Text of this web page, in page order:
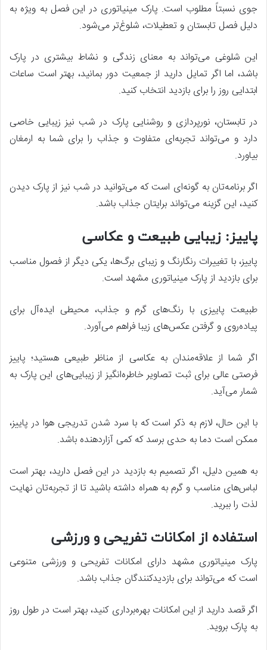
جوی نسبتاً مطلوب است. پارک مینیاتوری در این فصل به ویژه به
دلیل فصل تابستان و تعطیلات، شلوغ‌تر می‌شود.
این شلوغی می‌تواند به معنای زندگی و نشاط بیشتری در پارک
باشد، اما اگر تمایل دارید از جمعیت دور بمانید، بهتر است ساعات
ابتدایی روز را برای بازدید انتخاب کنید.
در تابستان، نورپردازی و روشنایی پارک در شب نیز زیبایی خاصی
دارد و می‌تواند تجربه‌ای متفاوت و جذاب را برای شما به ارمغان
بیاورد.
اگر برنامه‌تان به گونه‌ای است که می‌توانید در شب نیز از پارک دیدن
کنید، این گزینه می‌تواند برایتان جذاب باشد.
پاییز: زیبایی طبیعت و عکاسی
پاییز، با تغییرات رنگارنگ و زیبای برگ‌ها، یکی دیگر از فصول مناسب
برای بازدید از پارک مینیاتوری مشهد است.
طبیعت پاییزی با رنگ‌های گرم و جذاب، محیطی ایده‌آل برای
پیاده‌روی و گرفتن عکس‌های زیبا فراهم می‌آورد.
اگر شما از علاقه‌مندان به عکاسی از مناظر طبیعی هستید؛ پاییز
فرصتی عالی برای ثبت تصاویر خاطره‌انگیز از زیبایی‌های این پارک به
شمار می‌آید.
با این حال، لازم به ذکر است که با سرد شدن تدریجی هوا در پاییز،
ممکن است دما به حدی برسد که کمی آزاردهنده باشد.
به همین دلیل، اگر تصمیم به بازدید در این فصل دارید، بهتر است
لباس‌های مناسب و گرم به همراه داشته باشید تا از تجربه‌تان نهایت
لذت را ببرید.
استفاده از امکانات تفریحی و ورزشی
پارک مینیاتوری مشهد دارای امکانات تفریحی و ورزشی متنوعی
است که می‌تواند برای بازدیدکنندگان جذاب باشد.
اگر قصد دارید از این امکانات بهره‌برداری کنید، بهتر است در طول روز
به پارک بروید.